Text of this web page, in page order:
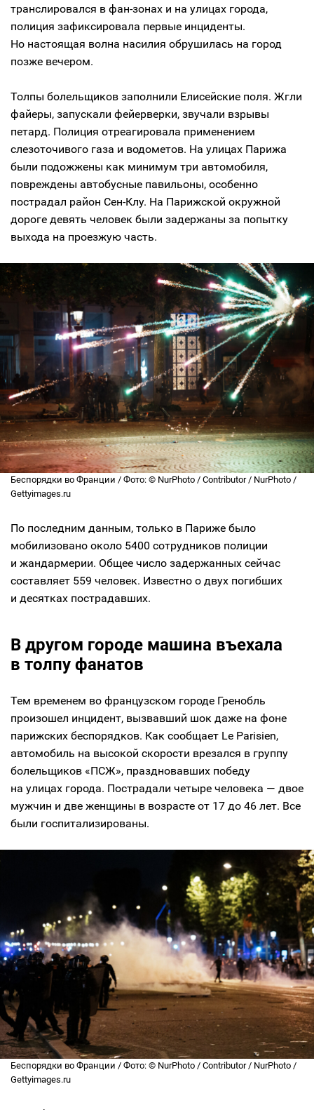
транслировался в фан-зонах и на улицах города,
полиция зафиксировала первые инциденты.
Но настоящая волна насилия обрушилась на город
позже вечером.
Толпы болельщиков заполнили Елисейские поля. Жгли
файеры, запускали фейерверки, звучали взрывы
петард. Полиция отреагировала применением
слезоточивого газа и водометов. На улицах Парижа
были подожжены как минимум три автомобиля,
повреждены автобусные павильоны, особенно
пострадал район Сен-Клу. На Парижской окружной
дороге девять человек были задержаны за попытку
выхода на проезжую часть.
Беспорядки во Франции / Фото: © NurPhoto / Contributor / NurPhoto /
Gettyimages.ru
По последним данным, только в Париже было
мобилизовано около 5400 сотрудников полиции
и жандармерии. Общее число задержанных сейчас
составляет 559 человек. Известно о двух погибших
и десятках пострадавших.
В другом городе машина въехала
в толпу фанатов
Тем временем во французском городе Гренобль
произошел инцидент, вызвавший шок даже на фоне
парижских беспорядков. Как сообщает Le Parisien,
автомобиль на высокой скорости врезался в группу
болельщиков «ПСЖ», праздновавших победу
на улицах города. Пострадали четыре человека — двое
мужчин и две женщины в возрасте от 17 до 46 лет. Все
были госпитализированы.
Беспорядки во Франции / Фото: © NurPhoto / Contributor / NurPhoto /
Gettyimages.ru